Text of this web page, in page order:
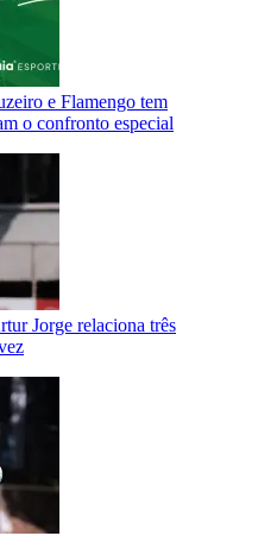
e Flamengo tem
o confronto especial
Jorge relaciona três